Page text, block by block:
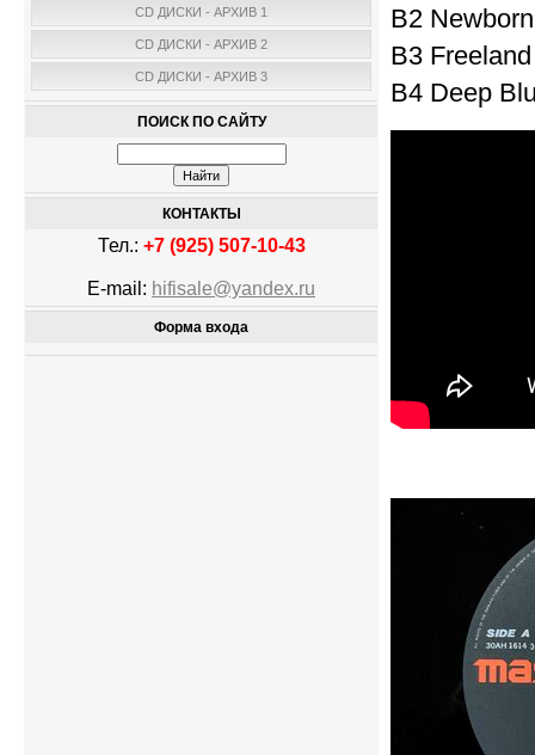
CD ДИСКИ - АРХИВ 1
CD ДИСКИ - АРХИВ 2
CD ДИСКИ - АРХИВ 3
ПОИСК ПО САЙТУ
КОНТАКТЫ
Тел.: +7 (925) 507-10-43
E-mail: hifisale@yandex.ru
Форма входа
B2
B3
B4 Deep